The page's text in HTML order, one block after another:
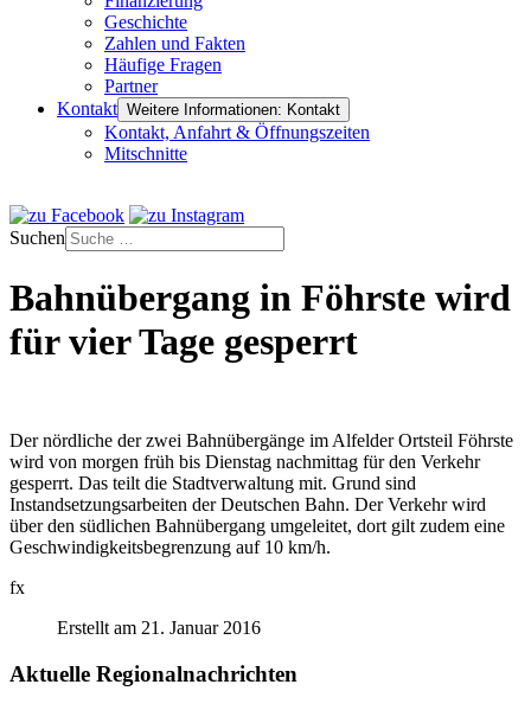
Geschichte
Zahlen und Fakten
Häufige Fragen
Partner
Kontakt Weitere Informationen: Kontakt
Kontakt, Anfahrt & Öffnungszeiten
Mitschnitte
Suchen
Bahnübergang in Föhrste wird
für vier Tage gesperrt
Der nördliche der zwei Bahnübergänge im Alfelder Ortsteil Föhrste
wird von morgen früh bis Dienstag nachmittag für den Verkehr
gesperrt. Das teilt die Stadtverwaltung mit. Grund sind
Instandsetzungsarbeiten der Deutschen Bahn. Der Verkehr wird
über den südlichen Bahnübergang umgeleitet, dort gilt zudem eine
Geschwindigkeitsbegrenzung auf 10 km/h.
fx
Erstellt am 21. Januar 2016
Aktuelle Regionalnachrichten